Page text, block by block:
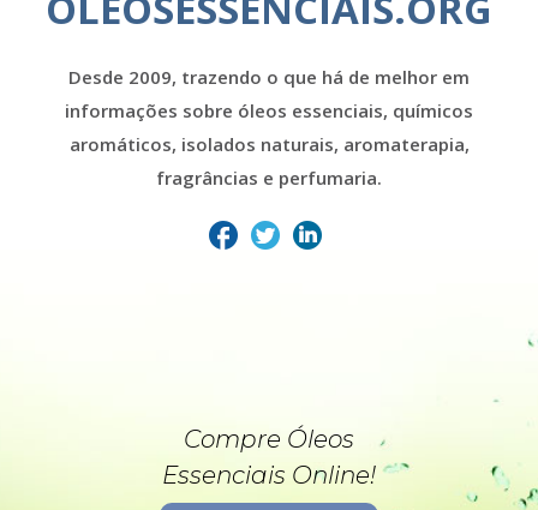
Desde 2009, trazendo o que há de melhor em
informações sobre óleos essenciais, químicos
aromáticos, isolados naturais, aromaterapia,
fragrâncias e perfumaria.
Compre Óleos
Essenciais Online!